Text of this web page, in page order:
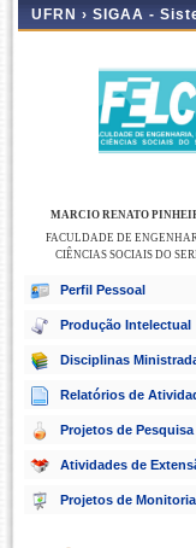
UFRN › SIGAA -
MARCIO RENATO
FACULDADE DE
CIÊNCIAS SOCIAIS DO
Perfil Pessoal
Produção Intelectual
Disciplinas
Relatórios de
Projetos de Pesquisa
Atividades de
Projetos de Monitoria